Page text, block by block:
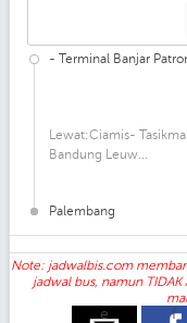
- Terminal Banjar
Lewat:Ciamis-
Bandung Leuw...
Palembang
Note: jadwalbis.com
jadwal bus, namun
e f